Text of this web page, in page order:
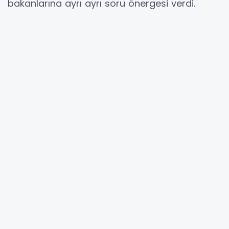
bakanlarına ayrı ayrı soru önergesi verdi.